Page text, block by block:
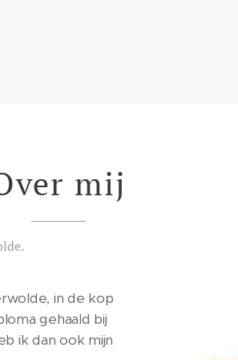
mij
in de kop
gehaald bij
ik dan ook mijn